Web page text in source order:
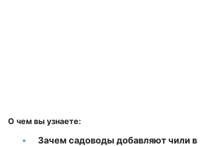
О чем вы узнаете:
Зачем садоводы добавляют чили в